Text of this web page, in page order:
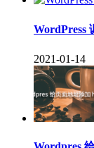
WordPress
2021-01-14